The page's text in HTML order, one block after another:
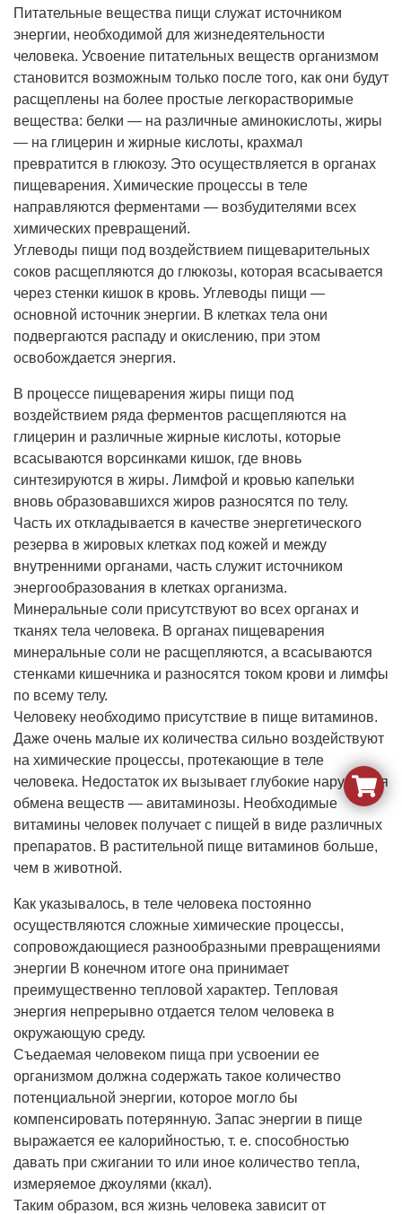
Питательные вещества пищи служат источником
энергии, необходимой для жизнедеятельности
человека. Усвоение питательных веществ организмом
становится возможным только после того, как они будут
расщеплены на более простые легкорастворимые
вещества: белки — на различные аминокислоты, жиры
— на глицерин и жирные кислоты, крахмал
превратится в глюкозу. Это осуществляется в органах
пищеварения. Химические процессы в теле
направляются ферментами — возбудителями всех
химических превращений.
Углеводы пищи под воздействием пищеварительных
соков расщепляются до глюкозы, которая всасывается
через стенки кишок в кровь. Углеводы пищи —
основной источник энергии. В клетках тела они
подвергаются распаду и окислению, при этом
освобождается энергия.
В процессе пищеварения жиры пищи под
воздействием ряда ферментов расщепляются на
глицерин и различные жирные кислоты, которые
всасываются ворсинками кишок, где вновь
синтезируются в жиры. Лимфой и кровью капельки
вновь образовавшихся жиров разносятся по телу.
Часть их откладывается в качестве энергетического
резерва в жировых клетках под кожей и между
внутренними органами, часть служит источником
энергообразования в клетках организма.
Минеральные соли присутствуют во всех органах и
тканях тела человека. В органах пищеварения
минеральные соли не расщепляются, а всасываются
стенками кишечника и разносятся током крови и лимфы
по всему телу.
Человеку необходимо присутствие в пище витаминов.
Даже очень малые их количества сильно воздействуют
на химические процессы, протекающие в теле
человека. Недостаток их вызывает глубокие нарушения
обмена веществ — авитаминозы. Необходимые
витамины человек получает с пищей в виде различных
препаратов. В растительной пище витаминов больше,
чем в животной.
Как указывалось, в теле человека постоянно
осуществляются сложные химические процессы,
сопровождающиеся разнообразными превращениями
энергии В конечном итоге она принимает
преимущественно тепловой характер. Тепловая
энергия непрерывно отдается телом человека в
окружающую среду.
Съедаемая человеком пища при усвоении ее
организмом должна содержать такое количество
потенциальной энергии, которое могло бы
компенсировать потерянную. Запас энергии в пище
выражается ее калорийностью, т. е. способностью
давать при сжигании то или иное количество тепла,
измеряемое джоулями (ккал).
Таким образом, вся жизнь человека зависит от